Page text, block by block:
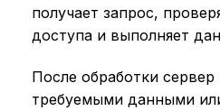
получает запрос,
доступа и выполняет
После обработки сервер
требуемыми данными